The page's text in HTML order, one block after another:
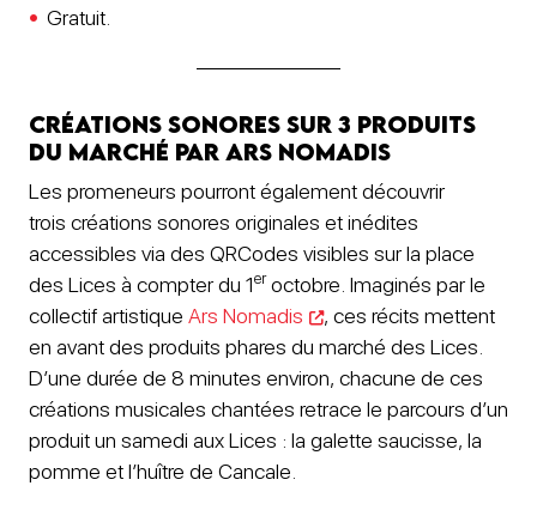
Gratuit.
Créations sonores sur 3 produits
du marché par Ars Nomadis
Les promeneurs pourront également découvrir
trois créations sonores originales et inédites
accessibles via des QRCodes visibles sur la place
des Lices à compter du 1eroctobre. Imaginés par le
collectif artistique Ars Nomadis
, ces récits mettent
en avant des produits phares du marché des Lices.
D’une durée de 8 minutes environ, chacune de ces
créations musicales chantées retrace le parcours d’un
produit un samedi aux Lices : la galette saucisse, la
pomme et l’huître de Cancale.